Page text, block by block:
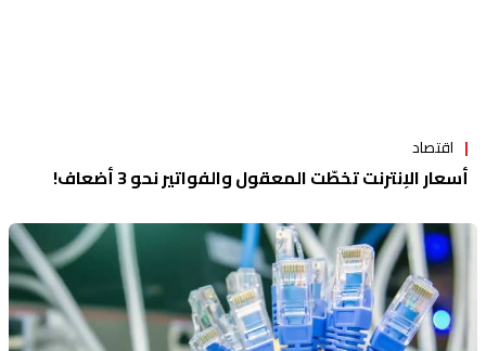
اقتصاد
أسعار الإنترنت تخطّت المعقول والفواتير نحو 3 أضعاف!